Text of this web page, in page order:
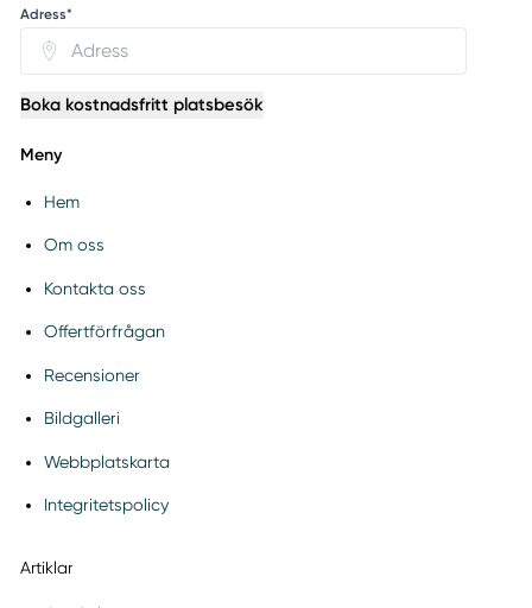
Adress*
Boka kostnadsfritt platsbesök
Meny
Hem
Om oss
Kontakta oss
Offertförfrågan
Recensioner
Bildgalleri
Webbplatskarta
Integritetspolicy
Artiklar